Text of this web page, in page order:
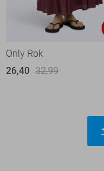
Only Rok
26,40 32,99